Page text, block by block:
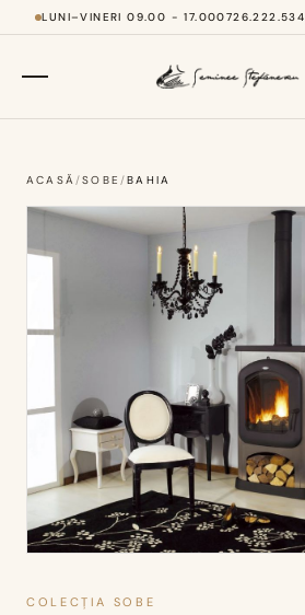
LUNI–VINERI 09.00 - 17.000726.222.534
ACASĂ/SOBE/BAHIA
COLECȚIA SOBE